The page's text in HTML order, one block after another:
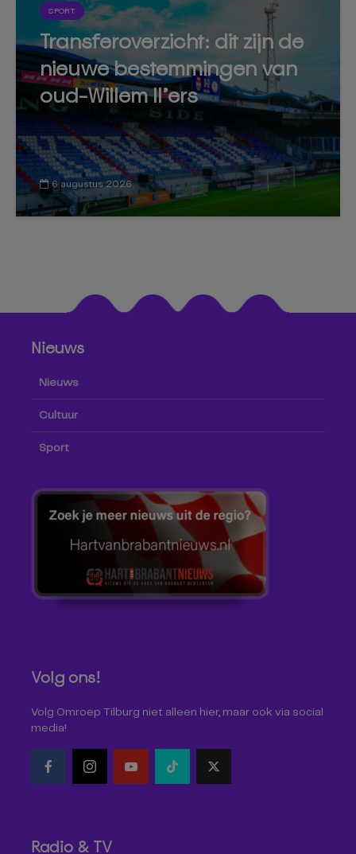
SPORT
Transferoverzicht: dit zijn de
nieuwe bestemmingen van
oud-Willem II’ers
6 augustus 2026
Nieuws
Nieuws
Cultuur
Sport
Volg ons!
Volg Omroep Tilburg niet alleen hier, maar ook via social
media!
Radio & TV